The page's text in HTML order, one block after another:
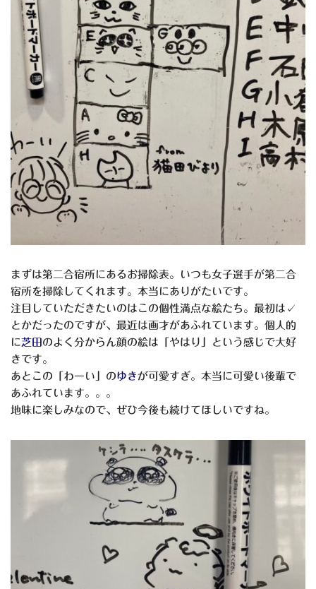
まずは第二合宿所にあるお掃除表。いつも女子選手が第二合
宿所を掃除してくれます。本当にありがたいです。
注目していただきたいのはこの個性満点な絵たち。最初は✓
とかだったのですが、最近は画才があふれています。個人的
に芝田 のよく分からん顔の絵は「やはり」という感じで大好
きです。
あとこの「わーい」のゆきが可愛すぎ。本当に可愛い後輩で
あふれています。。。
地味に楽しみなので、ぜひ今後も続けてほしいですね。